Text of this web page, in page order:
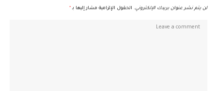
لن يتم نشر عنوان بريدك الإلكتروني. الحقول الإلزامية مشار إليها بـ *